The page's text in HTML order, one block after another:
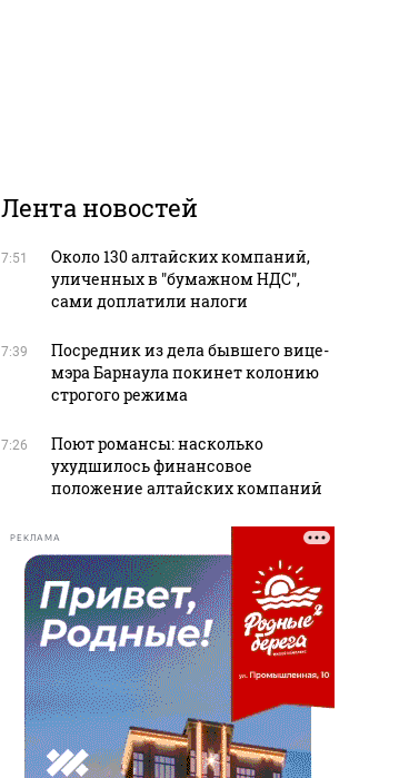
Лента новостей
7:51
Около 130 алтайских компаний,
уличенных в "бумажном НДС",
сами доплатили налоги
7:39
Посредник из дела бывшего вице-
мэра Барнаула покинет колонию
строгого режима
7:26
Поют романсы: насколько
ухудшилось финансовое
положение алтайских компаний
РЕКЛАМА